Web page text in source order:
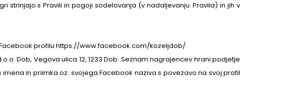
strinjajo s Pravili in pogoji sodelovanja (v nadaljevanju: Pravila) in jih v
profilu https://www.facebook.com/kozeljdob/.
Dob, Vegova ulica 12, 1233 Dob. Seznam nagrajencev hrani podjetje
in priimka oz. svojega Facebook naziva s povezavo na svoj profil